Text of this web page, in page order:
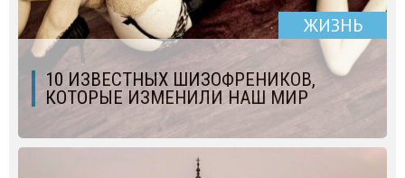
ЖИЗНЬ
10 ИЗВЕСТНЫХ ШИЗОФРЕНИКОВ,
КОТОРЫЕ ИЗМЕНИЛИ НАШ МИР